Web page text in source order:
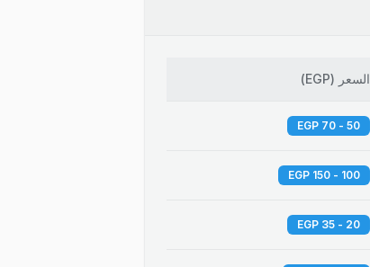
السعر (
EGP
)
50 - 70 EGP
100 - 150 EGP
20 - 35 EGP